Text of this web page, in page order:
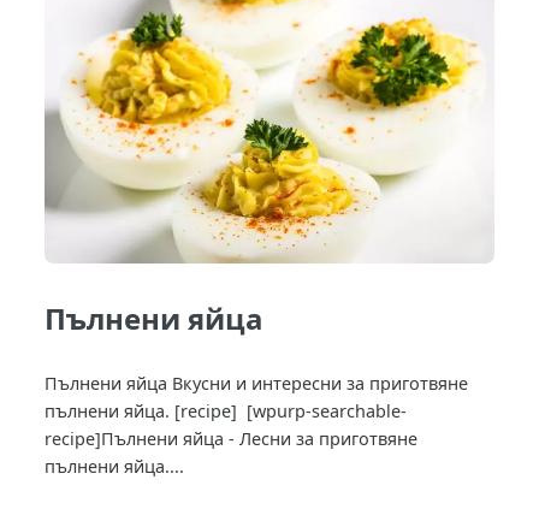
Пълнени яйца
Пълнени яйца Вкусни и интересни за приготвяне
пълнени яйца. [recipe] [wpurp-searchable-
recipe]Пълнени яйца - Лесни за приготвяне
пълнени яйца....